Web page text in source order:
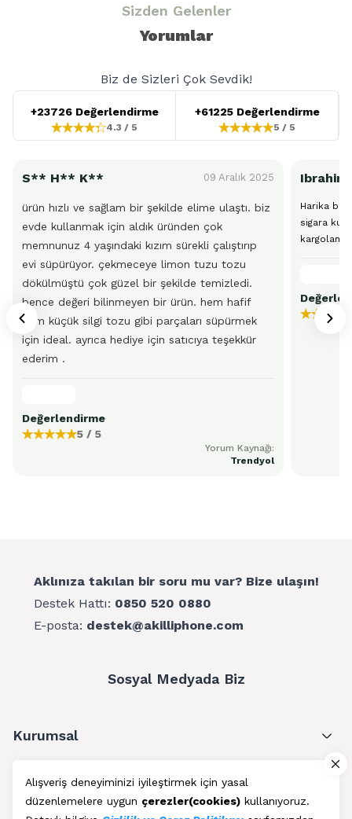
Alışveriş deneyiminizi iyileştirmek için yasal
düzenlemelere uygun çerezler(cookies) kullanıyoruz.
Sizden Gelenler
Yorumlar
Biz de Sizleri Çok Sevdik!
+23726 Değerlendirme
4.3 / 5
+61225 Değerlendirme
5 / 5
S** H** K** 09 Aralık 2025
ürün hızlı ve sağlam bir şekilde elime ulaştı. biz
evde kullanmak için aldık üründen çok
memnunuz 4 yaşındaki kızım sürekli çalıştırıp
evi süpürüyor. çekmeceye limon tuzu tozu
dökülmüştü çok güzel bir şekilde temizledi.
bence değeri bilinmeyen bir ürün. hem hafif
hem küçük silgi tozu gibi parçaları süpürmek
için ideal. ayrıca hediye için satıcıya teşekkür
ederim .
Değerlendirme
5 / 5
Yorum Kaynağı:
Trendyol
Harika bir
sigara
Aklınıza takılan bir soru mu var? Bize ulaşın!
Destek Hattı: 0850 520 0880
E-posta: destek@akilliphone.com
Sosyal Medyada Biz
Kurumsal
Müşteri Hizmetleri